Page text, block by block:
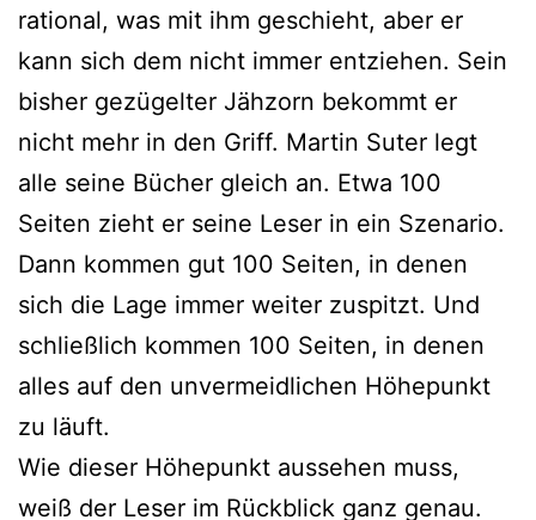
rational, was mit ihm geschieht, aber er
kann sich dem nicht immer entziehen. Sein
bisher gezügelter Jähzorn bekommt er
nicht mehr in den Griff. Martin Suter legt
alle seine Bücher gleich an. Etwa 100
Seiten zieht er seine Leser in ein Szenario.
Dann kommen gut 100 Seiten, in denen
sich die Lage immer weiter zuspitzt. Und
schließlich kommen 100 Seiten, in denen
alles auf den unvermeidlichen Höhepunkt
zu läuft.
Wie dieser Höhepunkt aussehen muss,
weiß der Leser im Rückblick ganz genau.